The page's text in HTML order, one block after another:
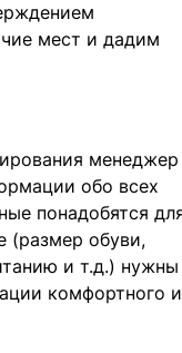
мест и дадим
менеджер
обо всех
понадобятся
(размер обуви,
и т.д.) нужны
комфортного и